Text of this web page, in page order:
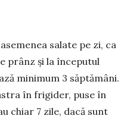
salate pe zi, ca
prânz și la începutul
minimum 3 săptămâni.
în frigider, puse în
chiar 7 zile, dacă sunt